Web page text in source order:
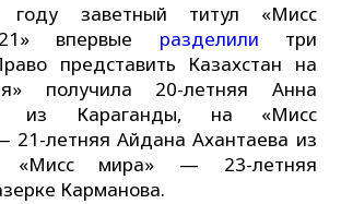
заветный титул «Мисс
впервые разделили три
представить Казахстан на
получила 20-летняя Анна
из Караганды, на «Мисс
21-летняя Айдана Ахантаева из
«Мисс мира» — 23-летняя
Карманова.